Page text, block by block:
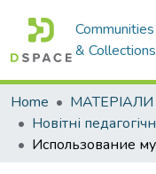
Communities
& Collections
Home